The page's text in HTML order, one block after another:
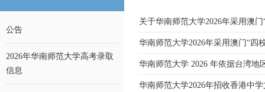
公告
2026年华南师范大学高考录取
信息
关于华南师范大学2026年采用澳
华南师范大学2026年采用澳门“四
华南师范大学 2026 年依据台湾
华南师范大学2026年招收香港中